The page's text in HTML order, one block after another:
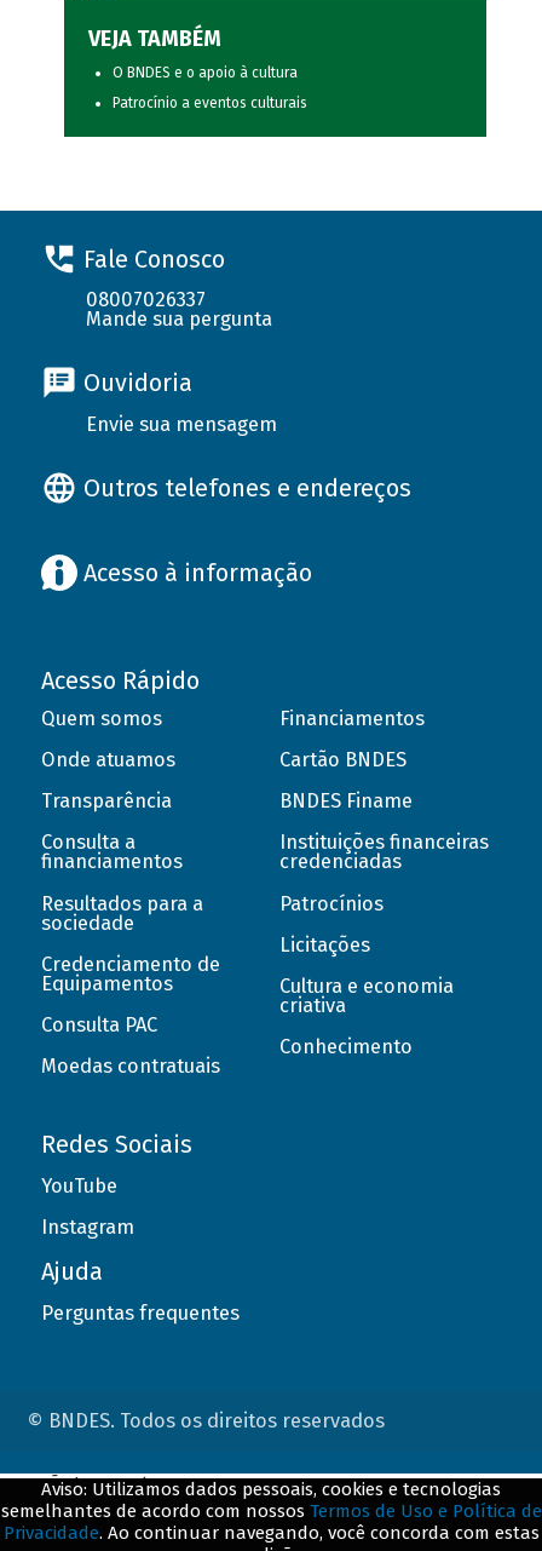
VEJA TAMBÉM
O BNDES e o apoio à cultura
Patrocínio a eventos culturais
Fale Conosco
08007026337
Mande sua pergunta
Ouvidoria
Envie sua mensagem
Outros telefones e endereços
Acesso à informação
Acesso Rápido
Quem somos
Onde atuamos
Transparência
Consulta a
financiamentos
Resultados para a
sociedade
Credenciamento de
Equipamentos
Consulta PAC
Moedas contratuais
Financiamentos
Cartão BNDES
BNDES Finame
Instituições financeiras
credenciadas
Patrocínios
Licitações
Cultura e economia
criativa
Conhecimento
Redes Sociais
YouTube
Instagram
Ajuda
Perguntas frequentes
© BNDES. Todos os direitos reservados
Aviso: Utilizamos dados pessoais, cookies e tecnologias
semelhantes de acordo com nossos Termos de Uso e Política de
Privacidade. Ao continuar navegando, você concorda com estas
ConteÃºdo complementar
${title}${badge}